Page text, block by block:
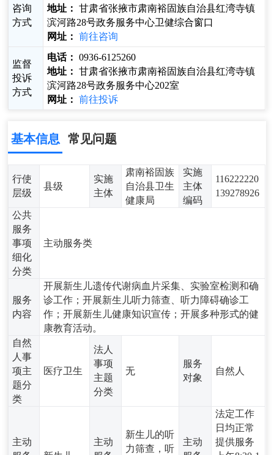
咨询
方式
地址： 甘肃省张掖市肃南裕固族自治县红湾寺镇
滨河路28号政务服务中心卫健综合窗口
网址：
前往咨询
监督
投诉
方式
电话： 0936-6125260
地址： 甘肃省张掖市肃南裕固族自治县红湾寺镇
滨河路28号政务服务中心202室
网址：
前往投诉
基本信息 常见问题
行使
层级
县级
实施
主体
肃南裕固族
自治县卫生
健康局
实施
主体
编码
116222220
139278926
公共
服务
事项
细化
分类
主动服务类
服务
内容
开展新生儿遗传代谢病血片采集、实验室检测和确
诊工作；开展新生儿听力筛查、听力障碍确诊工
作；开展新生儿健康知识宣传；开展多种形式的健
康教育活动。
自然
人事
项主
题分
类
医疗卫生
法人
事项
主题
分类
无
服务
对象
自然人
主动
主动
新生儿的听
力筛查，听
主动
法定工作
日均正常
提供服务